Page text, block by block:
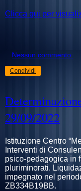
Clicca qui per
Nessun commento:
Condividi
29/09/2022
Istituzione Centro
Interventi di
psico-pedagogica in
pluriminorati.
impegnato nel
ZB334B19BB.